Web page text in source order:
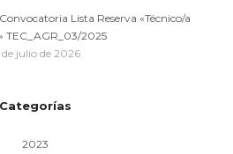
Lista Reserva «Técnico/a
TEC_AGR_03/2025
de julio de 2026
Categorías
2023